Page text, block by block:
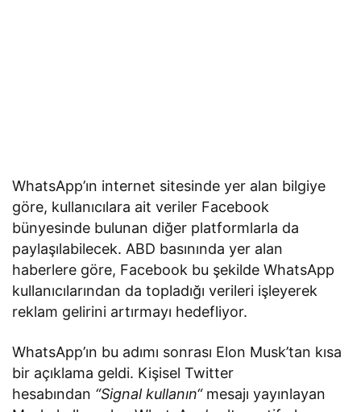
WhatsApp’ın internet sitesinde yer alan bilgiye
göre, kullanıcılara ait veriler Facebook
bünyesinde bulunan diğer platformlarla da
paylaşılabilecek. ABD basınında yer alan
haberlere göre, Facebook bu şekilde WhatsApp
kullanıcılarından da topladığı verileri işleyerek
reklam gelirini artırmayı hedefliyor.
WhatsApp’ın bu adımı sonrası Elon Musk’tan kısa
bir açıklama geldi. Kişisel Twitter
hesabından “Signal kullanın“mesajı yayınlayan